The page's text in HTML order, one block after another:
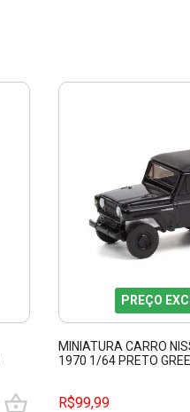
PREÇO
MINIATURA CARRO
1970 1/64 PRETO
R$99,99